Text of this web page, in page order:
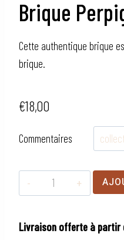
Brique
Cette authentique brique
brique.
€18,00
Commentaires
quantité
de
Perpignan
Livraison offerte à partir